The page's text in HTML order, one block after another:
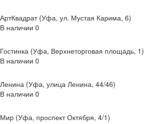
АртКвадрат (Уфа, ул. Мустая Карима, 6)
В наличии 0
Гостинка (Уфа, Верхнеторговая площадь, 1)
В наличии 0
Ленина (Уфа, улица Ленина, 44/46)
В наличии 0
Мир (Уфа, проспект Октября, 4/1)